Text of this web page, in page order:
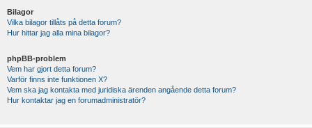
Bilagor
Vilka bilagor tillåts på detta forum?
Hur hittar jag alla mina bilagor?
phpBB-problem
Vem har gjort detta forum?
Varför finns inte funktionen X?
Vem ska jag kontakta med juridiska ärenden angående detta forum?
Hur kontaktar jag en forumadministratör?